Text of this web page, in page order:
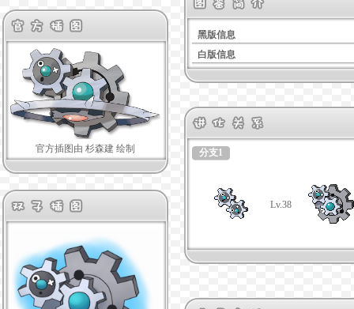
官方插图由 杉森建 绘制
黑版信息
白版信息
分支1
Lv.38